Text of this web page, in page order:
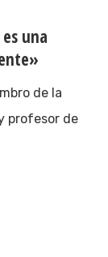
una
de la
profesor de